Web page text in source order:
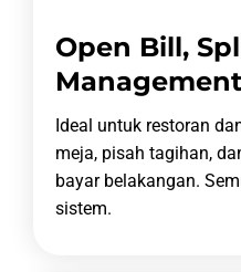
Open Bill,
Management
Ideal untuk restoran
meja, pisah tagihan,
bayar belakangan.
sistem.